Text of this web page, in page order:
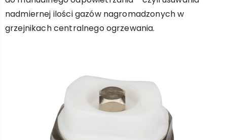
nadmiernej ilości gazów nagromadzonych w
grzejnikach centralnego ogrzewania.